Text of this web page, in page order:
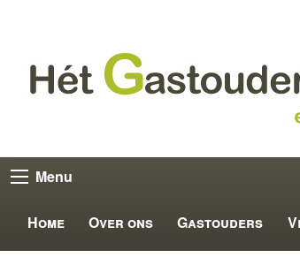
Menu
Home Over ons Gastouders